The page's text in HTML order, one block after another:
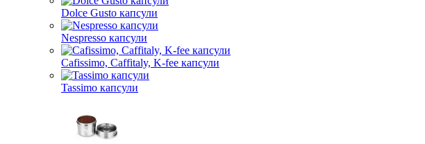
Dolce Gusto капсули
Nespresso капсули
Cafissimo, Caffitaly, K-fee капсули
Tassimo капсули